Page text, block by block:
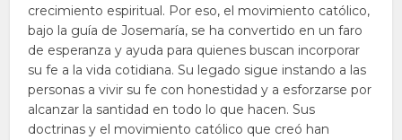
crecimiento espiritual. Por eso, el movimiento católico,
bajo la guía de Josemaría, se ha convertido en un faro
de esperanza y ayuda para quienes buscan incorporar
su fe a la vida cotidiana. Su legado sigue instando a las
personas a vivir su fe con honestidad y a esforzarse por
alcanzar la santidad en todo lo que hacen. Sus
doctrinas y el movimiento católico que creó han